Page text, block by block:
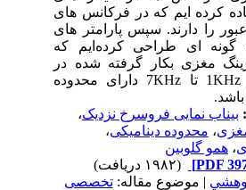
کرده ایم که در فرکانس های
را دارند. سپس پارامتر های
ای طراحی کرده‌ایم که
مغزی بکار گرفته شده در
بازه فرکانسی 1KHz تا 7KHz دارای محدوده
نمایی فروسرخ نزدیک،
،محدوده دینامیکی،
،همو گلوبین
| موضوع مقاله:تخصصی